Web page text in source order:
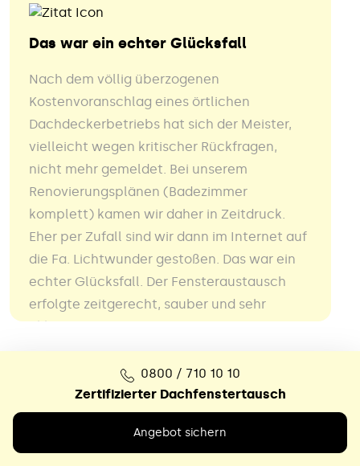
Das war ein echter Glücksfall
Nach dem völlig überzogenen
Kostenvoranschlag eines örtlichen
Dachdeckerbetriebs hat sich der Meister,
vielleicht wegen kritischer Rückfragen,
nicht mehr gemeldet. Bei unserem
Renovierungsplänen (Badezimmer
komplett) kamen wir daher in Zeitdruck.
Eher per Zufall sind wir dann im Internet auf
die Fa. Lichtwunder gestoßen. Das war ein
echter Glücksfall. Der Fensteraustausch
erfolgte zeitgerecht, sauber und sehr
Alle Bewertungen
0800 / 710 10 10
Zertifizierter Dachfenstertausch
Angebot sichern